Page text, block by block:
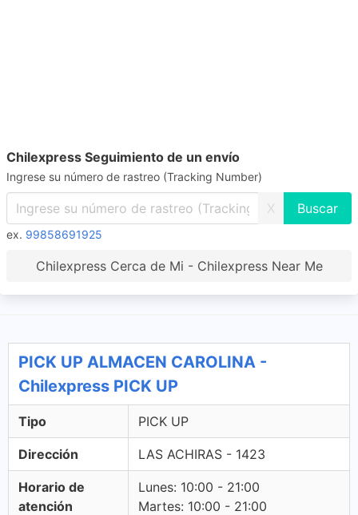
Chilexpress Seguimiento de un envío
Ingrese su número de rastreo (Tracking Number)
X
ex. 99858691925
Chilexpress Cerca de Mi - Chilexpress Near Me
PICK UP ALMACEN CAROLINA -
Chilexpress PICK UP
Tipo PICK UP
Dirección LAS ACHIRAS - 1423
Horario de
atención
Lunes: 10:00 - 21:00
Martes: 10:00 - 21:00